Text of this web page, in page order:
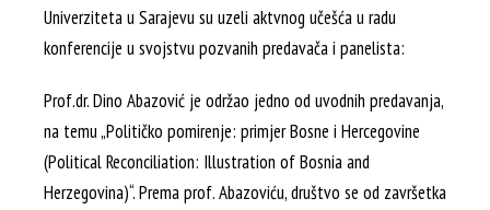
Univerziteta u Sarajevu su uzeli aktvnog učešća u radu
konferencije u svojstvu pozvanih predavača i panelista:
Prof.dr. Dino Abazović je održao jedno od uvodnih predavanja,
na temu „Političko pomirenje: primjer Bosne i Hercegovine
(Political Reconciliation: Illustration of Bosnia and
Herzegovina)“. Prema prof. Abazoviću, društvo se od završetka